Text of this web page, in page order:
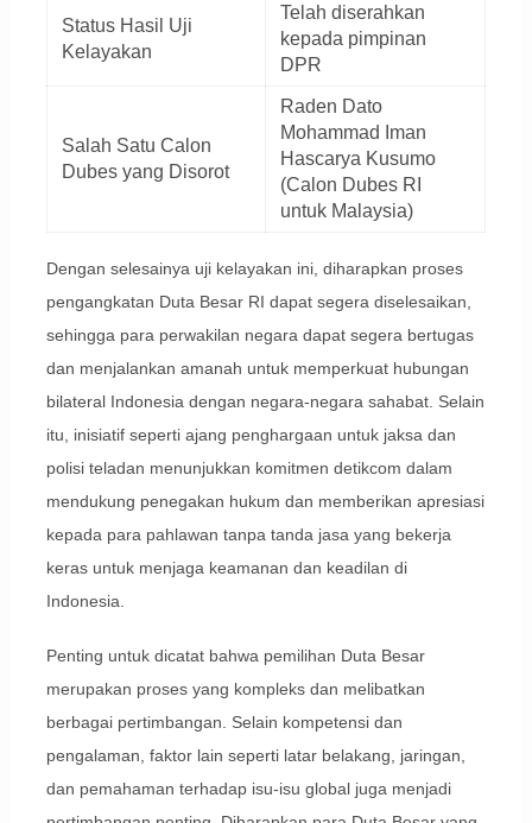
Status Hasil Uji
Kelayakan
Telah diserahkan
kepada pimpinan
DPR
Salah Satu Calon
Dubes yang Disorot
Raden Dato
Mohammad Iman
Hascarya Kusumo
(Calon Dubes RI
untuk Malaysia)
Dengan selesainya uji kelayakan ini, diharapkan proses
pengangkatan Duta Besar RI dapat segera diselesaikan,
sehingga para perwakilan negara dapat segera bertugas
dan menjalankan amanah untuk memperkuat hubungan
bilateral Indonesia dengan negara-negara sahabat. Selain
itu, inisiatif seperti ajang penghargaan untuk jaksa dan
polisi teladan menunjukkan komitmen detikcom dalam
mendukung penegakan hukum dan memberikan apresiasi
kepada para pahlawan tanpa tanda jasa yang bekerja
keras untuk menjaga keamanan dan keadilan di
Indonesia.
Penting untuk dicatat bahwa pemilihan Duta Besar
merupakan proses yang kompleks dan melibatkan
berbagai pertimbangan. Selain kompetensi dan
pengalaman, faktor lain seperti latar belakang, jaringan,
dan pemahaman terhadap isu-isu global juga menjadi